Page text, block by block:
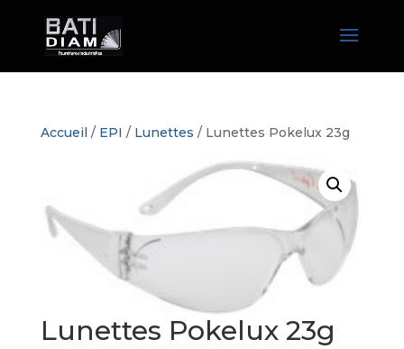
Accueil / EPI / Lunettes / Lunettes Pokelux 23g
Lunettes Pokelux 23g